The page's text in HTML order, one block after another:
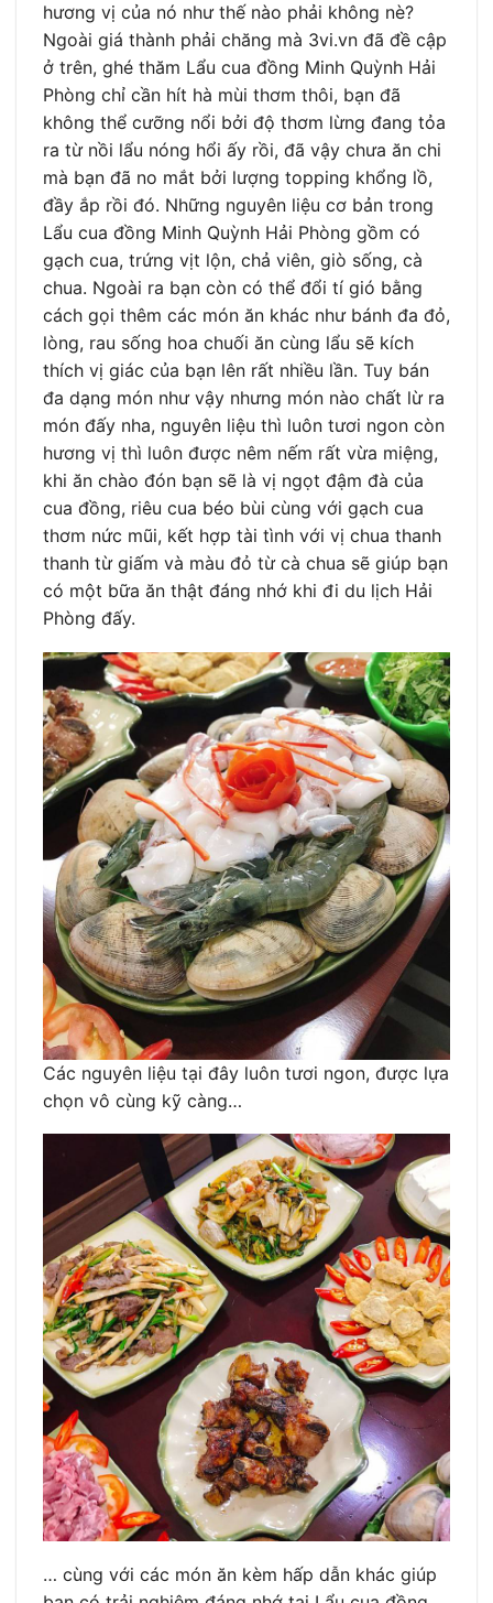
hương vị của nó như thế nào phải không nè?
Ngoài giá thành phải chăng mà 3vi.vn đã đề cập
ở trên, ghé thăm Lẩu cua đồng Minh Quỳnh Hải
Phòng chỉ cần hít hà mùi thơm thôi, bạn đã
không thể cưỡng nổi bởi độ thơm lừng đang tỏa
ra từ nồi lẩu nóng hổi ấy rồi, đã vậy chưa ăn chi
mà bạn đã no mắt bởi lượng topping khổng lồ,
đầy ắp rồi đó. Những nguyên liệu cơ bản trong
Lẩu cua đồng Minh Quỳnh Hải Phòng gồm có
gạch cua, trứng vịt lộn, chả viên, giò sống, cà
chua. Ngoài ra bạn còn có thể đổi tí gió bằng
cách gọi thêm các món ăn khác như bánh đa đỏ,
lòng, rau sống hoa chuối ăn cùng lẩu sẽ kích
thích vị giác của bạn lên rất nhiều lần. Tuy bán
đa dạng món như vậy nhưng món nào chất lừ ra
món đấy nha, nguyên liệu thì luôn tươi ngon còn
hương vị thì luôn được nêm nếm rất vừa miệng,
khi ăn chào đón bạn sẽ là vị ngọt đậm đà của
cua đồng, riêu cua béo bùi cùng với gạch cua
thơm nức mũi, kết hợp tài tình với vị chua thanh
thanh từ giấm và màu đỏ từ cà chua sẽ giúp bạn
có một bữa ăn thật đáng nhớ khi đi du lịch Hải
Phòng đấy.
Các nguyên liệu tại đây luôn tươi ngon, được lựa
chọn vô cùng kỹ càng…
… cùng với các món ăn kèm hấp dẫn khác giúp